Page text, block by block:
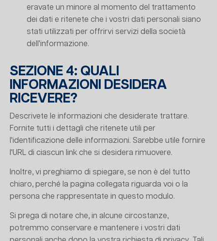
eravate un minore al momento del trattamento
dei dati e ritenete che i vostri dati personali siano
stati utilizzati per offrirvi servizi della società
dell'informazione.
SEZIONE 4: QUALI
INFORMAZIONI DESIDERA
RICEVERE?
Descrivete le informazioni che desiderate trattare.
Fornite tutti i dettagli che ritenete utili per
l'identificazione delle informazioni. Sarebbe utile fornire
l'URL di ciascun link che si desidera rimuovere.
Inoltre, vi preghiamo di spiegare, se non è del tutto
chiaro, perché la pagina collegata riguarda voi o la
persona che rappresentate in questo modulo.
Si prega di notare che, in alcune circostanze,
potremmo conservare e mantenere i vostri dati